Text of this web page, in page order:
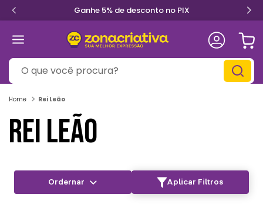
Ganhe 5% de desconto no PIX
O que você procura?
Rei Leão
REI LEÃO
Aplicar Filtros